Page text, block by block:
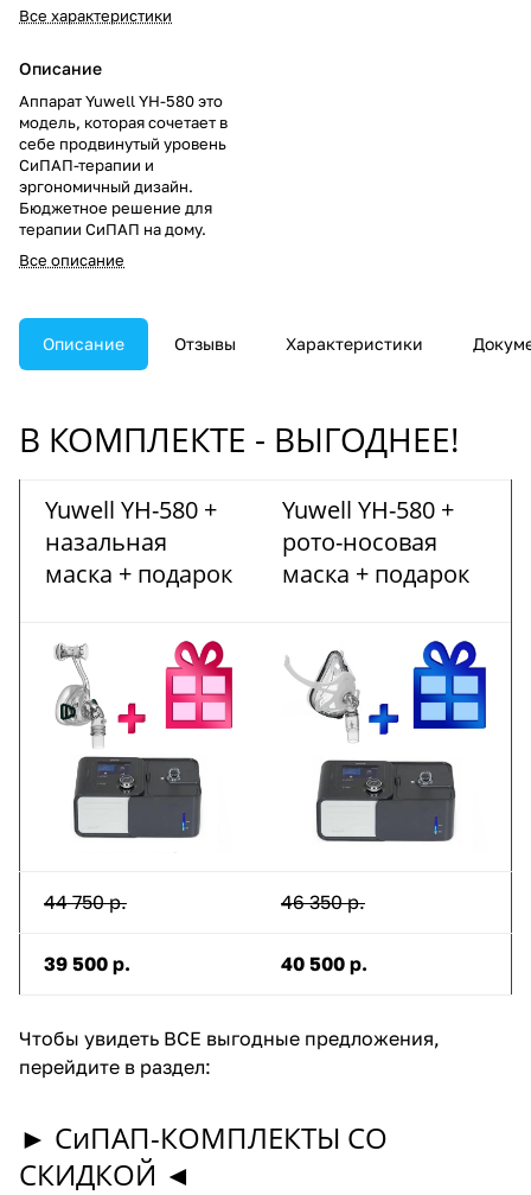
Все характеристики
Описание
Аппарат Yuwell YH-580 это
модель, которая сочетает в
себе продвинутый уровень
СиПАП-терапии и
эргономичный дизайн.
Бюджетное решение для
терапии СиПАП на дому.
Все описание
Описание Отзывы Характеристики
В КОМПЛЕКТЕ - ВЫГОДНЕЕ!
Yuwell YH-580 +
назальная
маска + подарок
Yuwell YH-580 +
рото-носовая
маска + подарок
44 750 р. 46 350 р.
39 500 р. 40 500 р.
Чтобы увидеть ВСЕ выгодные предложения,
перейдите в раздел:
► СиПАП-КОМПЛЕКТЫ СО
СКИДКОЙ ◄